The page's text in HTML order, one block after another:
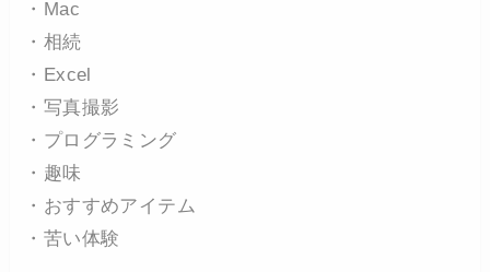
・Mac
・相続
・Excel
・写真撮影
・プログラミング
・趣味
・おすすめアイテム
・苦い体験